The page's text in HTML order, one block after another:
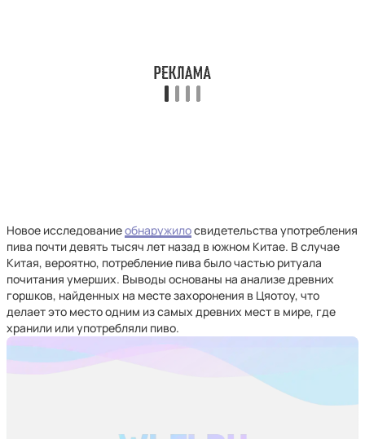
Новое исследованиеобнаружилосвидетельства употребления
пива почти девять тысяч лет назад в южном Китае. В случае
Китая, вероятно, потребление пива было частью ритуала
почитания умерших. Выводы основаны на анализе древних
горшков, найденных на месте захоронения в Цяотоу, что
делает это место одним из самых древних мест в мире, где
хранили или употребляли пиво.